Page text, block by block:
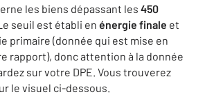
les biens dépassant les 450
seuil est établi en énergie finale et
primaire (donnée qui est mise en
rapport), donc attention à la donnée
sur votre DPE. Vous trouverez
le visuel ci-dessous.